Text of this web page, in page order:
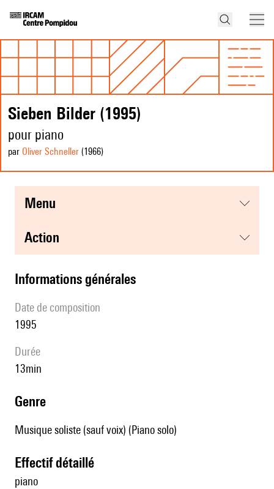
Sieben Bilder (1995)
pour piano
par Oliver Schneller (1966)
menu
action
informations générales
date de composition
1995
durée
13min
genre
Musique soliste (sauf voix) (Piano solo)
effectif détaillé
piano